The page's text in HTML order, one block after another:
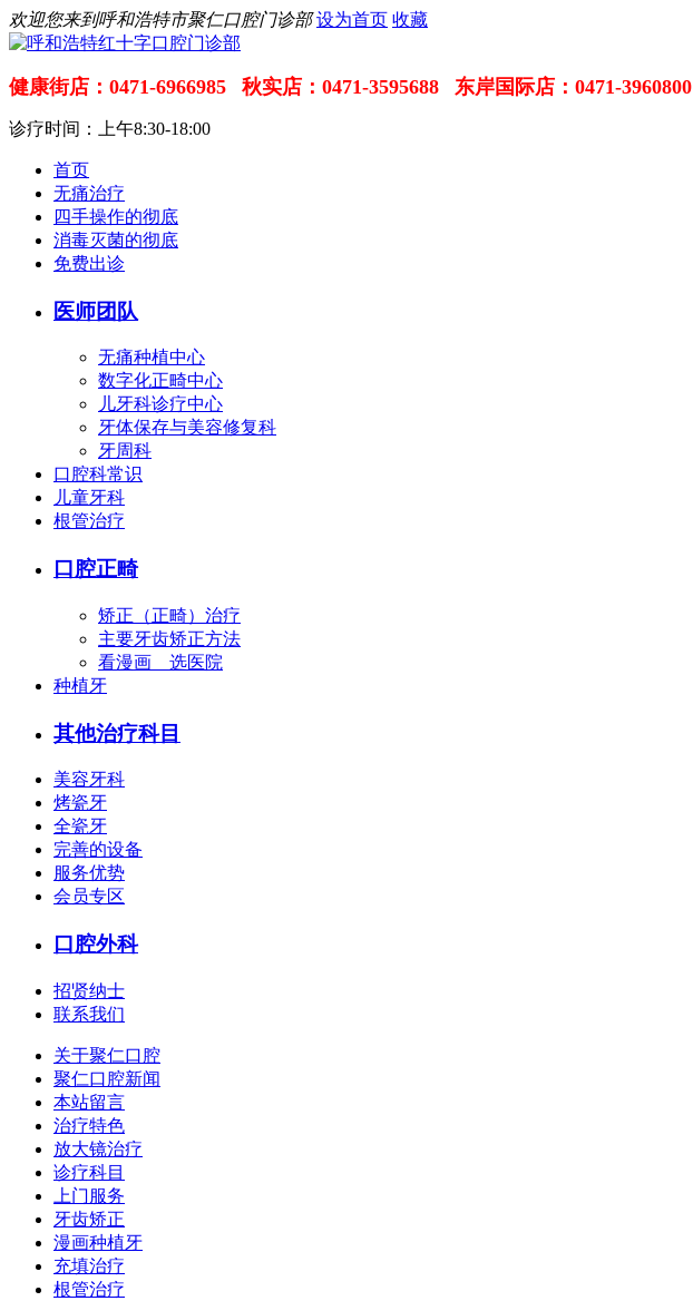
欢迎您来到呼和浩特市聚仁口腔门诊部 设为首页 收藏
健康街店：0471-6966985 秋实店：0471-3595688 东岸国际店：0471-3960800
诊疗时间：上午8:30-18:00
首页
无痛治疗
四手操作的彻底
消毒灭菌的彻底
免费出诊
医师团队
无痛种植中心
数字化正畸中心
儿牙科诊疗中心
牙体保存与美容修复科
牙周科
口腔科常识
儿童牙科
根管治疗
口腔正畸
矫正（正畸）治疗
主要牙齿矫正方法
看漫画 选医院
种植牙
其他治疗科目
美容牙科
烤瓷牙
全瓷牙
完善的设备
服务优势
会员专区
口腔外科
招贤纳士
联系我们
关于聚仁口腔
聚仁口腔新闻
本站留言
治疗特色
放大镜治疗
诊疗科目
上门服务
牙齿矫正
漫画种植牙
充填治疗
根管治疗